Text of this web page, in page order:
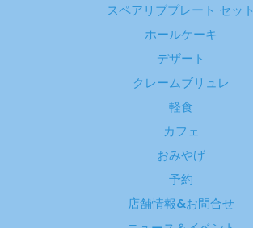
スペアリブプレート セット
ホールケーキ
デザート
クレームブリュレ
軽食
カフェ
おみやげ
予約
店舗情報&お問合せ